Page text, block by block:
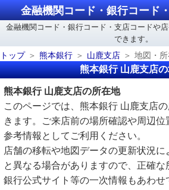
金融機関コード・銀行コード
金融機関コード・銀行コード・支店コードや
できます。
トップ
熊本銀行 山鹿支店 地図・
熊本銀行 山鹿支店
熊本銀行 山鹿支店の所在地
このページでは、熊本銀行 山鹿支店
きます。ご来店前の場所確認や周辺
参考情報としてご利用ください。
店舗の移転や地図データの更新状況
と異なる場合がありますので、正確
銀行公式サイト等の一次情報もあわせ